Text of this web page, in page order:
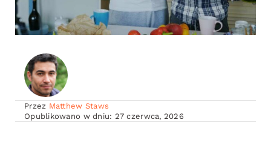
Przez Matthew Staws
Opublikowano w dniu: 27 czerwca, 2026